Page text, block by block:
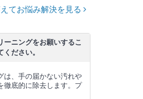
てお悩み解決を見る
ーニングをお願いするこ
ださい。
は、手の届かない汚れや
徹底的に除去します。プ